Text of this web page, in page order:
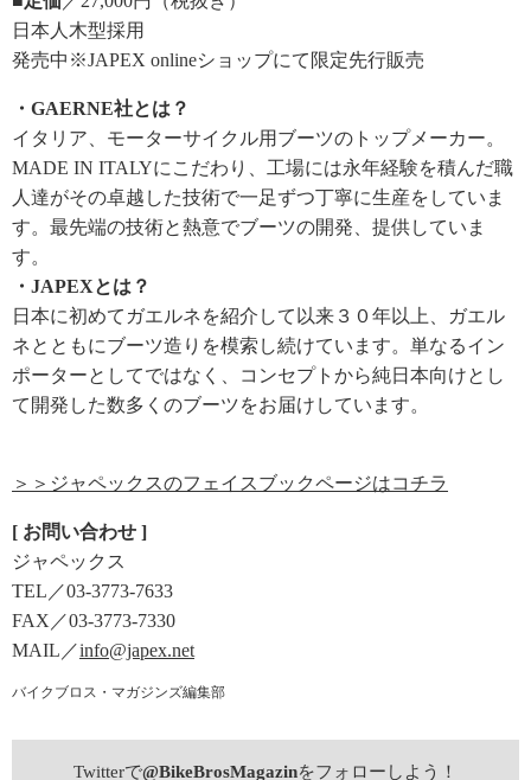
日本人木型採用
発売中※JAPEX onlineショップにて限定先行販売
・GAERNE社とは？
イタリア、モーターサイクル用ブーツのトップメーカー。
MADE IN ITALYにこだわり、工場には永年経験を積んだ職
人達がその卓越した技術で一足ずつ丁寧に生産をしていま
す。最先端の技術と熱意でブーツの開発、提供していま
す。
・JAPEXとは？
日本に初めてガエルネを紹介して以来３０年以上、ガエル
ネとともにブーツ造りを模索し続けています。単なるイン
ポーターとしてではなく、コンセプトから純日本向けとし
て開発した数多くのブーツをお届けしています。
＞＞ジャペックスのフェイスブックページはコチラ
[ お問い合わせ ]
ジャペックス
TEL／03-3773-7633
FAX／03-3773-7330
MAIL／info@japex.net
バイクブロス・マガジンズ編集部
Twitterで@BikeBrosMagazinをフォローしよう！